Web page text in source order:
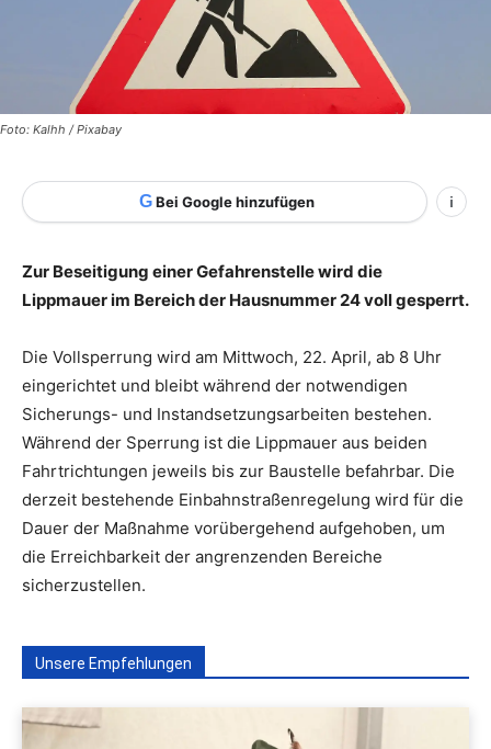
Foto: Kalhh / Pixabay
G Bei Google hinzufügen i
Zur Beseitigung einer Gefahrenstelle wird die
Lippmauer im Bereich der Hausnummer 24 voll gesperrt.
Die Vollsperrung wird am Mittwoch, 22. April, ab 8 Uhr
eingerichtet und bleibt während der notwendigen
Sicherungs- und Instandsetzungsarbeiten bestehen.
Während der Sperrung ist die Lippmauer aus beiden
Fahrtrichtungen jeweils bis zur Baustelle befahrbar. Die
derzeit bestehende Einbahnstraßenregelung wird für die
Dauer der Maßnahme vorübergehend aufgehoben, um
die Erreichbarkeit der angrenzenden Bereiche
sicherzustellen.
Unsere Empfehlungen